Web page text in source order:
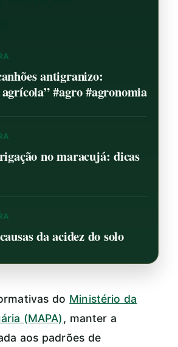
antigranizo:
#agro #agronomia
no maracujá: dicas
da acidez do solo
do Ministério da
(MAPA), manter a
aos padrões de